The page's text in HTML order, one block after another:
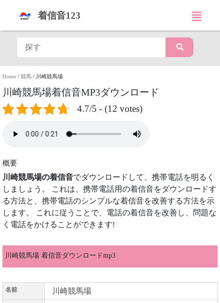
着信音123
Home / 競馬 / 川崎競馬場
川崎競馬場着信音MP3ダウンロード
4.7/5 - (12 votes)
概要
川崎競馬場の着信音でダウンロードして、携帯電話を明るく
しましょう。 これは、携帯電話用の着信音をダウンロードす
る方法と、携帯電話のシンプルな着信音を改善する方法を示
します。 これに従うことで、電話の着信音を改善し、問題な
く電話をかけることができます!
川崎競馬場 着信音ダウンロードmp3
名前 川崎競馬場